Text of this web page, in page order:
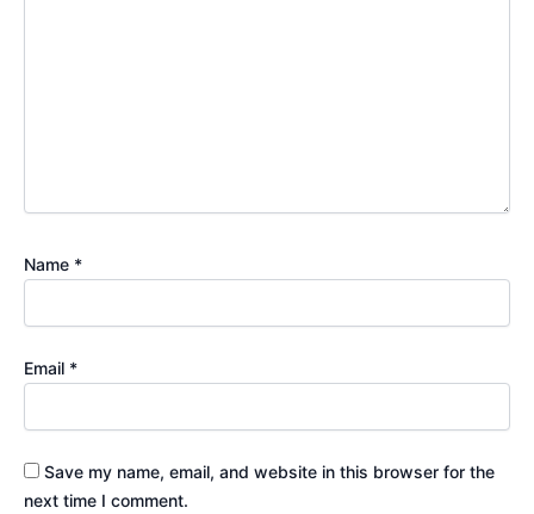
Name *
Email *
Save my name, email, and website in this browser for the
next time I comment.